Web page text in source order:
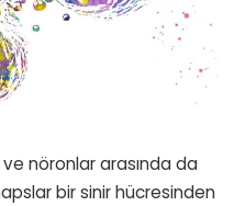
nöronlar arasında da
bir sinir hücresinden